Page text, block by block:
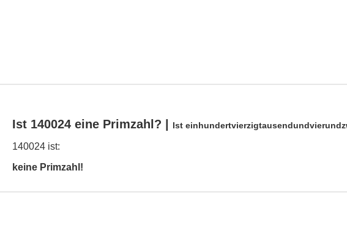
Ist 140024 eine Primzahl? | Ist
140024 ist:
keine Primzahl!